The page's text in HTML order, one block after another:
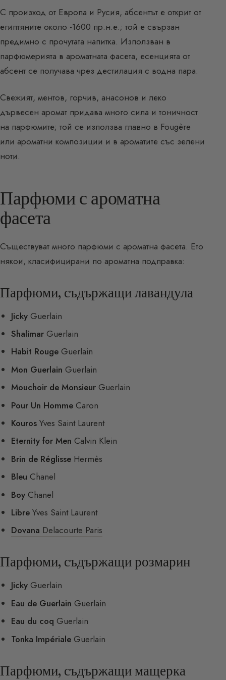
С произход от Европа и Русия, абсентът е открит от
египтяните около -1600 пр.н.е.; той е свързан
предимно с прочутата напитка. Използван в
парфюмерията в ароматната фасета, есенцията от
абсент се получава чрез дестилация с водна пара.
Свежият, ментов, горчив, анасонов и леко
дървесен аромат придава много сила и тоничност
на парфюмите; той се използва главно в Fougère
или ароматни композиции и в ароматите със зелени
ноти.
Парфюми с ароматна
фасета
Съществуват много парфюми с ароматна фасета. Ето
някои, класифицирани по ароматна подправка:
Парфюми, съдържащи лавандула
Jicky Guerlain
Shalimar Guerlain
Habit Rouge Guerlain
Mon Guerlain Guerlain
Mouchoir de Monsieur Guerlain
Pour Un Homme Caron
Kouros Yves Saint Laurent
Eternity for Men Calvin Klein
Brin de Réglisse Hermès
Bleu Chanel
Boy Chanel
Libre Yves Saint Laurent
Dovana Delacourte Paris
Парфюми, съдържащи розмарин
Jicky Guerlain
Eau de Guerlain Guerlain
Eau du coq Guerlain
Tonka Impériale Guerlain
Парфюми, съдържащи мащерка